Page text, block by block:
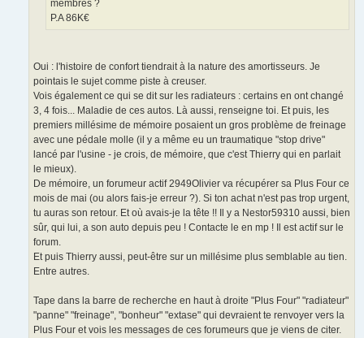
membres ?
P.A 86K€
Oui : l'histoire de confort tiendrait à la nature des amortisseurs. Je
pointais le sujet comme piste à creuser.
Vois également ce qui se dit sur les radiateurs : certains en ont changé
3, 4 fois... Maladie de ces autos. Là aussi, renseigne toi. Et puis, les
premiers millésime de mémoire posaient un gros problème de freinage
avec une pédale molle (il y a même eu un traumatique "stop drive"
lancé par l'usine - je crois, de mémoire, que c'est Thierry qui en parlait
le mieux).
De mémoire, un forumeur actif 2949Olivier va récupérer sa Plus Four ce
mois de mai (ou alors fais-je erreur ?). Si ton achat n'est pas trop urgent,
tu auras son retour. Et où avais-je la tête !! Il y a Nestor59310 aussi, bien
sûr, qui lui, a son auto depuis peu ! Contacte le en mp ! Il est actif sur le
forum.
Et puis Thierry aussi, peut-être sur un millésime plus semblable au tien.
Entre autres.
Tape dans la barre de recherche en haut à droite "Plus Four" "radiateur"
"panne" "freinage", "bonheur" "extase" qui devraient te renvoyer vers la
Plus Four et vois les messages de ces forumeurs que je viens de citer.